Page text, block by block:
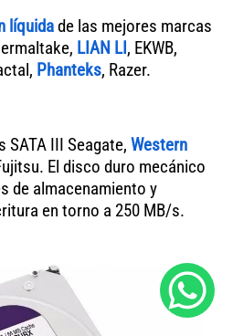
líquidade las mejores marcas
LIAN LI, EKWB,
Phanteks, Razer.
III Seagate, Western
El disco duro mecánico
de almacenamiento y
en torno a 250 MB/s.